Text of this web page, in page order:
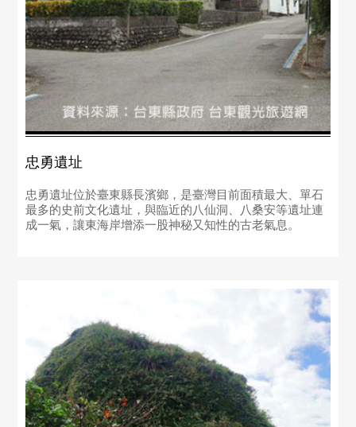
忠勇遺址
忠勇遺址位於臺東縣長濱鄉，是臺灣目前面積最大、單石
最多的史前文化遺址，與臨近的八仙洞、八桑安等遺址連
成一氣，讓東海岸增添一股神秘又知性的古老氣息。